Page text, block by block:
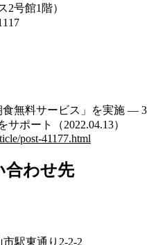
号館1階）
食無料サービス」を実施 — 3
ポート（2022.04.13）
post-41177.html
合わせ先
駅東通り2-2-2